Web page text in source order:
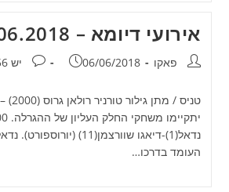
אירועי דיומא – 06.06.2018
מחבר:פאקו פורסם:
06/06/2018 תגובות:
יש 56 תגובות
טניס /
נדאל(1)-דיאגו שוורצמן(11)
העומד בדרכו…